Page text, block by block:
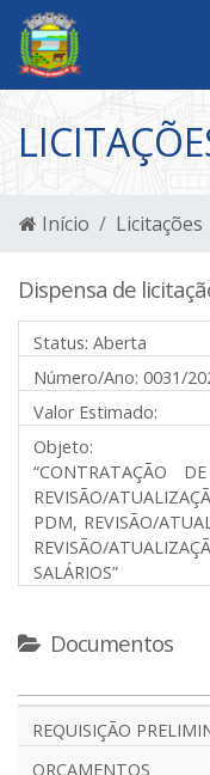
Início Licitações
Dispensa de
Status: Aberta
Número/Ano: 0031/
Valor Estimado:
Objeto:
“CONTRATAÇÃO
REVISÃO/
PDM, REVISÃO/
REVISÃO/
SALÁRIOS”
Documentos
REQUISIÇÃO
ORÇAMENTOS